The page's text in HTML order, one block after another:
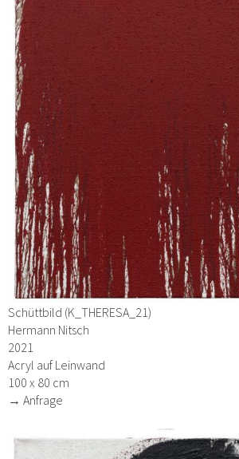
Schüttbild (K_THERESA_21)
Hermann Nitsch
2021
Acryl auf Leinwand
100 x 80 cm
→ Anfrage